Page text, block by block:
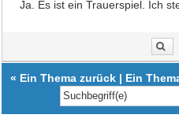
Ja. Es ist ein Trauerspiel. Ich
« Ein Thema zurück | Ein